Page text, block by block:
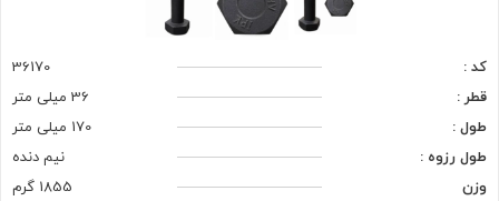
کد :
36170
قطر :
36 میلی متر
طول :
170 میلی متر
طول رزوه :
نیم دنده
وزن
1855 گرم